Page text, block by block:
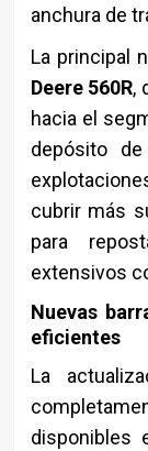
anchura de
La principal
Deere 560R,
hacia el
depósito
cubrir más
para
extensivos
Nuevas
eficientes
La
disponibles